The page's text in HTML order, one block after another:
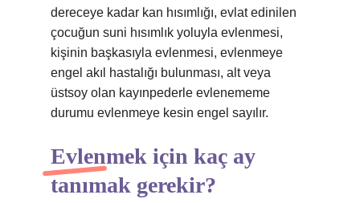
dereceye kadar kan hısımlığı, evlat edinilen
çocuğun suni hısımlık yoluyla evlenmesi,
kişinin başkasıyla evlenmesi, evlenmeye
engel akıl hastalığı bulunması, alt veya
üstsoy olan kayınpederle evlenememe
durumu evlenmeye kesin engel sayılır.
Evlenmek için kaç ay
tanımak gerekir?